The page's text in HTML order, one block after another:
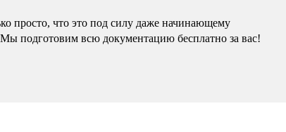
просто, что это под силу даже начинающему
подготовим всю документацию бесплатно за вас!